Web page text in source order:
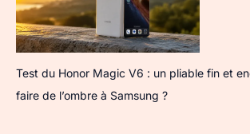
Test du Honor Magic V6 : un pliable fin et
faire de l’ombre à Samsung ?